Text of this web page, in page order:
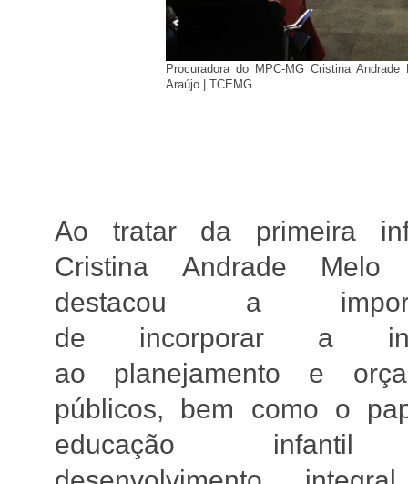
Procuradora do MPC-MG Cristina
Araújo | TCEMG.
Ao tratar da primeira
Cristina Andrade
destacou a
de incorporar a
ao planejamento e
públicos, bem como o
educação